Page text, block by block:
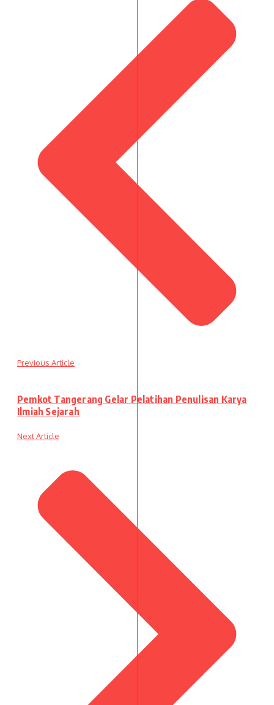
Previous Article
Pemkot Tangerang Gelar Pelatihan Penulisan Karya
Ilmiah Sejarah
Next Article